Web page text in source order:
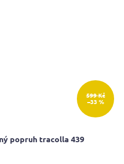
599 Kč
–33 %
popruh tracolla 439